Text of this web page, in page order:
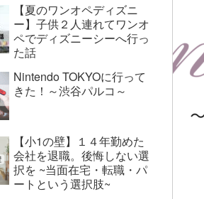
【夏のワンオペディズニ
ー】子供２人連れてワンオ
ペでディズニーシーへ行っ
た話
Nintendo TOKYOに行って
きた！～渋谷パルコ～
【小1の壁】１４年勤めた
会社を退職。後悔しない選
択を ~当面在宅・転職・パ
ートという選択肢~